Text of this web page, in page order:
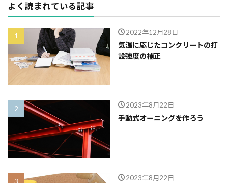
よく読まれている記事
2022年12月28日
気温に応じたコンクリートの打
設強度の補正
2023年8月22日
手動式オーニングを作ろう
2023年8月22日